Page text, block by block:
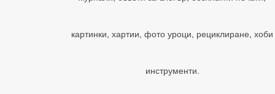
картинки, хартии, фото уроци, рециклиране, хоби
инструменти.